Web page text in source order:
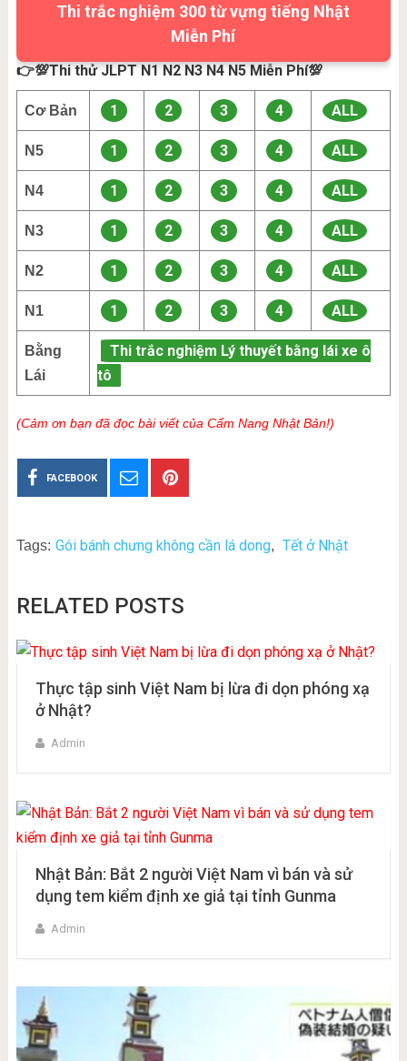
Thi trắc nghiệm 300 từ vựng tiếng Nhật
Miễn Phí
👉💯Thi thử JLPT N1 N2 N3 N4 N5 Miễn Phí💯
Cơ Bản 1 2 3 4 ALL
N5 1 2 3 4 ALL
N4 1 2 3 4 ALL
N3 1 2 3 4 ALL
N2 1 2 3 4 ALL
N1 1 2 3 4 ALL
Bằng
Lái
Thi trắc nghiệm Lý thuyết bằng lái xe ô
tô
(Cảm ơn bạn đã đọc bài viết của Cẩm Nang Nhật Bản!)
FACEBOOK
Tags: Gói bánh chưng không cần lá dong, Tết ở Nhật
RELATED POSTS
Thực tập sinh Việt Nam bị lừa đi dọn phóng xạ
ở Nhật?
Admin
Nhật Bản: Bắt 2 người Việt Nam vì bán và sử
dụng tem kiểm định xe giả tại tỉnh Gunma
Admin